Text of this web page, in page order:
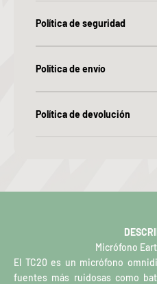
Política de seguridad
Política de envío
Política de devolución
Micrófono
El TC20 es un micrófono
fuentes más ruidosas como